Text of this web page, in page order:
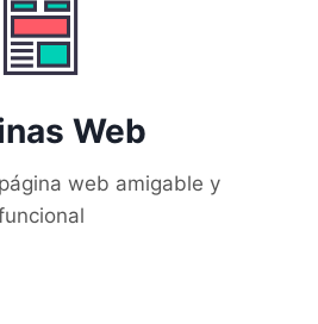
Web
web amigable y